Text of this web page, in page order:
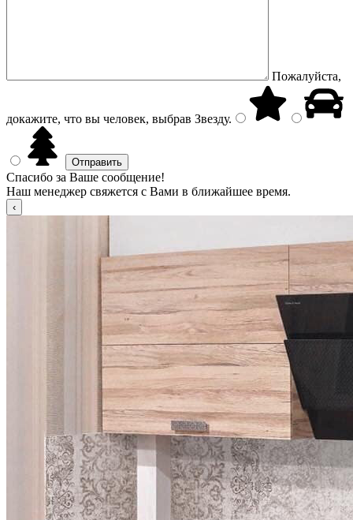
Пожалуйста,
докажите, что вы человек, выбрав Звезду.
Спасибо за Ваше сообщение!
Наш менеджер свяжется с Вами в ближайшее время.